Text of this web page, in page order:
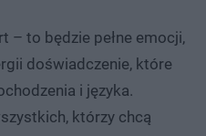
– to będzie pełne emocji,
doświadczenie, które
i języka.
którzy chcą